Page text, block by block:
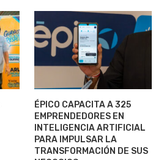
ÉPICO CAPACITA A 325
EMPRENDEDORES EN
INTELIGENCIA ARTIFICIAL
PARA IMPULSAR LA
TRANSFORMACIÓN DE SUS